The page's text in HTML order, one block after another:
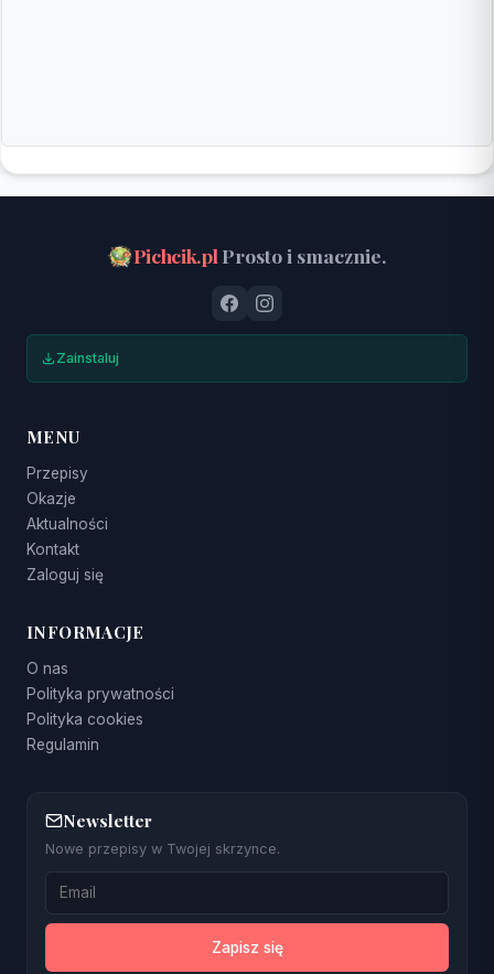
Pichcik.pl Prosto i smacznie.
Zainstaluj
MENU
Przepisy
Okazje
Aktualności
Kontakt
Zaloguj się
INFORMACJE
O nas
Polityka prywatności
Polityka cookies
Regulamin
Newsletter
Nowe przepisy w Twojej skrzynce.
Zapisz się